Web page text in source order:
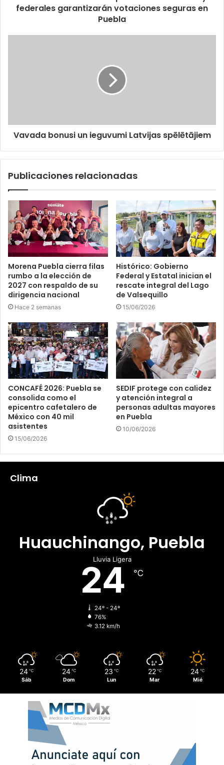
federales garantizarán votaciones seguras en
Puebla
Vavada bonusi un ieguvumi Latvijas spēlētājiem
Publicaciones relacionadas
Morena Puebla cierra filas
rumbo a la elección de
2027 con respaldo de su
dirigencia nacional
Hace 2 semanas
Histórico: Gobierno
Federal y Estatal inician el
rescate integral del Lago
de Valsequillo
15/06/2026
CONCAFÉ 2026: Puebla se
consolida como el
epicentro cafetalero de
México con 40 mil
asistentes
15/06/2026
SEDIF protege con calidez
y atención integral a
personas adultas mayores
en Puebla
10/06/2026
Clima
Huauchinango, Puebla
Lluvia Ligera
24 ℃
24º - 24º
76%
3.12 km/h
24 ℃
Sáb
24 ℃
Dom
23 ℃
Lun
22 ℃
Mar
24 ℃
Mié